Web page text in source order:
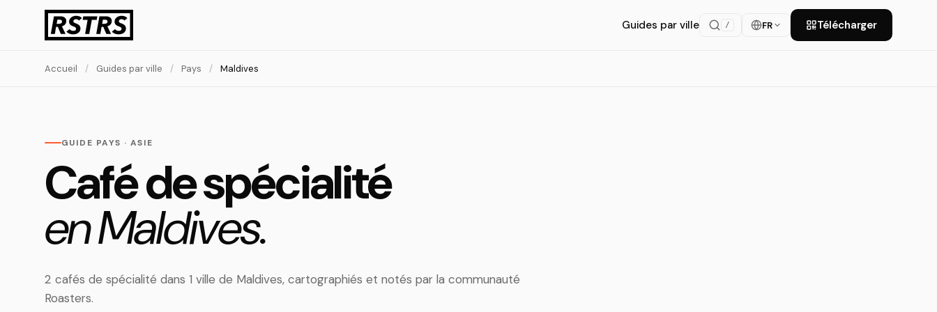
Guides par ville / FR Télécharger
Accueil / Guides par ville / Pays / Maldives
GUIDE PAYS · ASIE
Café de spécialité
en Maldives.
2 cafés de spécialité dans 1 ville de Maldives, cartographiés et notés par la communauté
Roasters.